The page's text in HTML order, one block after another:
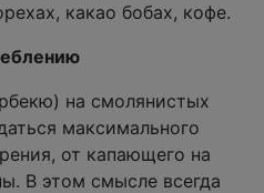
какао бобах, кофе.
на смолянистых
максимального
от капающего на
В этом смысле всегда